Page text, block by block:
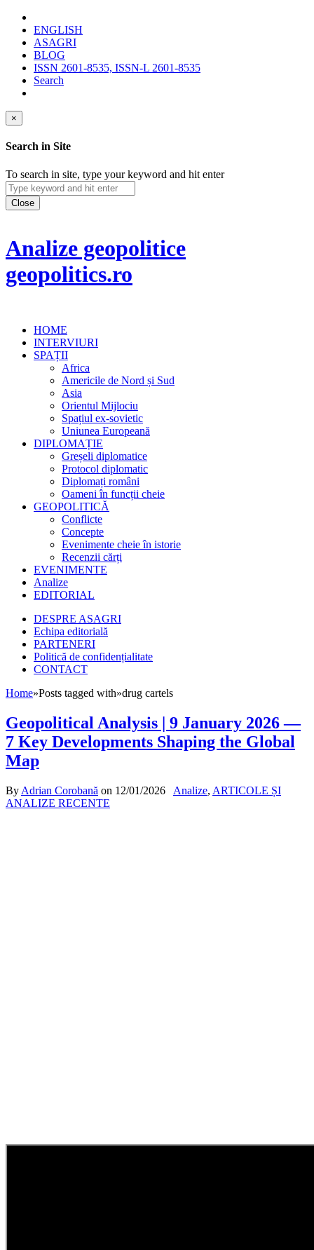
ENGLISH
ASAGRI
BLOG
ISSN 2601-8535, ISSN-L 2601-8535
Search
×
Search in Site
To search in site, type your keyword and hit enter
Close
Analize geopolitice
geopolitics.ro
HOME
INTERVIURI
SPAȚII
Africa
Americile de Nord și Sud
Asia
Orientul Mijlociu
Spațiul ex-sovietic
Uniunea Europeană
DIPLOMAȚIE
Greșeli diplomatice
Protocol diplomatic
Diplomați români
Oameni în funcții cheie
GEOPOLITICĂ
Conflicte
Concepte
Evenimente cheie în istorie
Recenzii cărți
EVENIMENTE
Analize
EDITORIAL
DESPRE ASAGRI
Echipa editorială
PARTENERI
Politică de confidențialitate
CONTACT
Home»Posts tagged with»drug cartels
Geopolitical Analysis | 9 January 2026 —
7 Key Developments Shaping the Global
Map
By Adrian Corobană on 12/01/2026 Analize, ARTICOLE ȘI
ANALIZE RECENTE